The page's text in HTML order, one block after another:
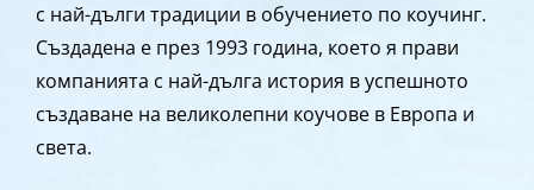
с най-дълги традиции в обучението по коучинг.
Създадена е през 1993 година, което я прави
компанията с най-дълга история в успешното
създаване на великолепни коучове в Европа и
света.